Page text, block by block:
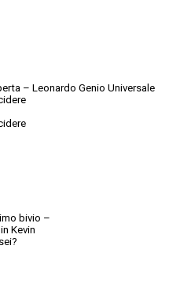
– Leonardo Genio Universale
bivio –
Kevin